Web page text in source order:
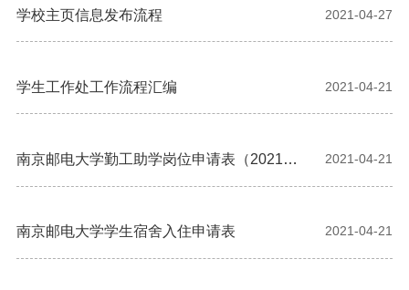
学校主页信息发布流程 2021-04-27
学生工作处工作流程汇编 2021-04-21
南京邮电大学勤工助学岗位申请表（2021年
版）
2021-04-21
南京邮电大学学生宿舍入住申请表 2021-04-21